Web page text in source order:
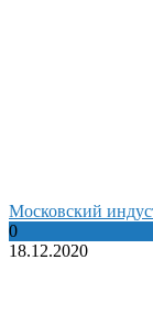
Московский
0
18.12.2020